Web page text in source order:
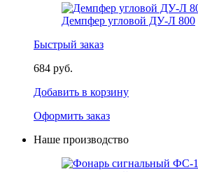
Демпфер угловой ДУ-Л 800
Быстрый заказ
684 руб.
Добавить в корзину
Оформить заказ
Наше производство